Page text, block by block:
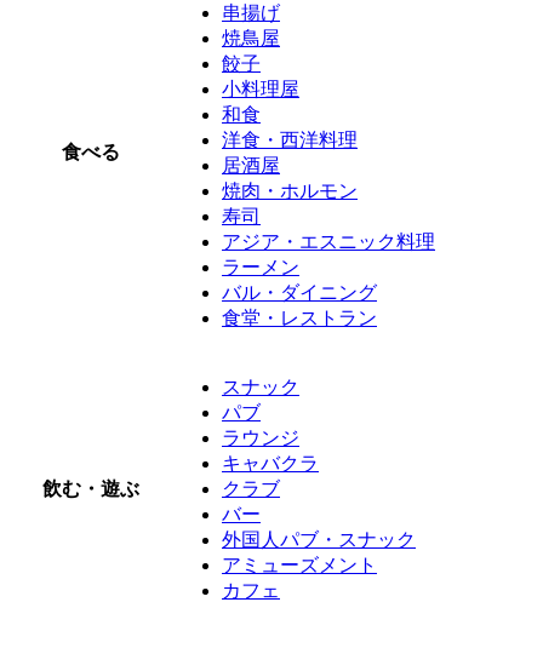
食べる
串揚げ
焼鳥屋
餃子
小料理屋
和食
洋食・西洋料理
居酒屋
焼肉・ホルモン
寿司
アジア・エスニック料理
ラーメン
バル・ダイニング
食堂・レストラン
飲む・遊ぶ
スナック
パブ
ラウンジ
キャバクラ
クラブ
バー
外国人パブ・スナック
アミューズメント
カフェ